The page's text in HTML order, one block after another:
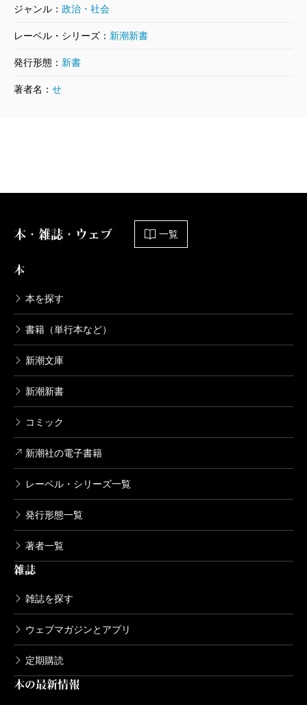
ジャンル： 政治・社会
レーベル・シリーズ： 新潮新書
発行形態： 新書
著者名： せ
本・雑誌・ウェブ 一覧
本
本を探す
書籍（単行本など）
新潮文庫
新潮新書
コミック
新潮社の電子書籍
レーベル・シリーズ一覧
発行形態一覧
著者一覧
雑誌
雑誌を探す
ウェブマガジンとアプリ
定期購読
本の最新情報